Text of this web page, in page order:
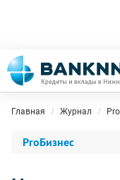
Главная Журнал
ProБизнес